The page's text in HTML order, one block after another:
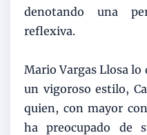
denotando una
reflexiva.
Mario Vargas Llosa lo
un vigoroso estilo,
quien, con mayor
ha preocupado de